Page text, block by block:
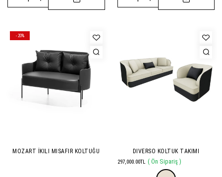
- 20%
MOZART İKILI MISAFIR KOLTUĞU DIVERSO KOLTUK TAKIMI
297,000.00TL ( Ön Sipariş )